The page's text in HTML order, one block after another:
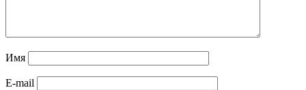
Имя
E-mail